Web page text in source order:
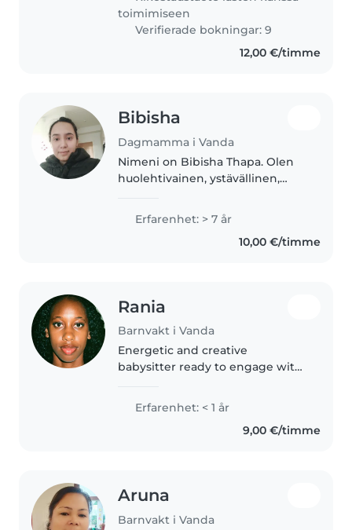
englantia ja vähän ruotsia. Olen..
toimimiseen
Verifierade bokningar: 9
12,00 €/timme
Bibisha
Dagmamma i Vanda
Nimeni on Bibisha Thapa. Olen
huolehtivainen, ystävällinen,
Pidän lasten kanssa
työskentelystä ja haluan tukea
heidän oppimistaan ja
Erfarenhet: > 7 år
10,00 €/timme
Rania
Barnvakt i Vanda
Energetic and creative
babysitter ready to engage with
music, and crafts to bring smiles
light chores, with homework..
Erfarenhet: < 1 år
9,00 €/timme
Aruna
Barnvakt i Vanda